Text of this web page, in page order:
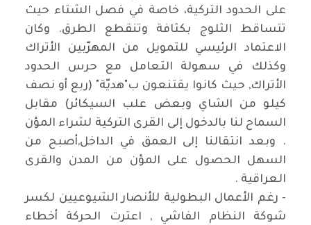
على الحدود التركية، خاصة في فصل الشتاء حيث
تتساقط الثلوج بكثافة وتنقطع الطرق. وكان
الاعتماد الرئيسي للتمويل من المهرّبين الأتراك
وكذلك في سهولة التعامل مع حرس الحدود
الأتراك, حيث كانوا يقتنعون ب"هديّة" (ربع أو نصف
كيلو من الشاي وبعض علب السيكائر) مقابل
السماح لنا بالدخول إلى القرى التركية لشراء المؤن
. وبعد انتقالنا إلى العمق في الداخل,أصبح من
السهل الحصول على المؤن من المدن والقرى
العراقية .
- رغم الأعمال البطولية للأنصار الشيوعيين لكسر
شوكة النظام الفاشي , اعترت الحركة أخطاء